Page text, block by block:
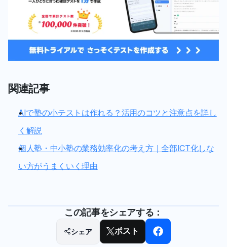
関連記事
AIで塾の小テストは作れる？活用のコツと注意点を詳し
く解説
個人塾・中小塾の業務効率化の考え方｜全部ICT化しな
い方がうまくいく理由
この記事をシェアする：
シェア ポスト